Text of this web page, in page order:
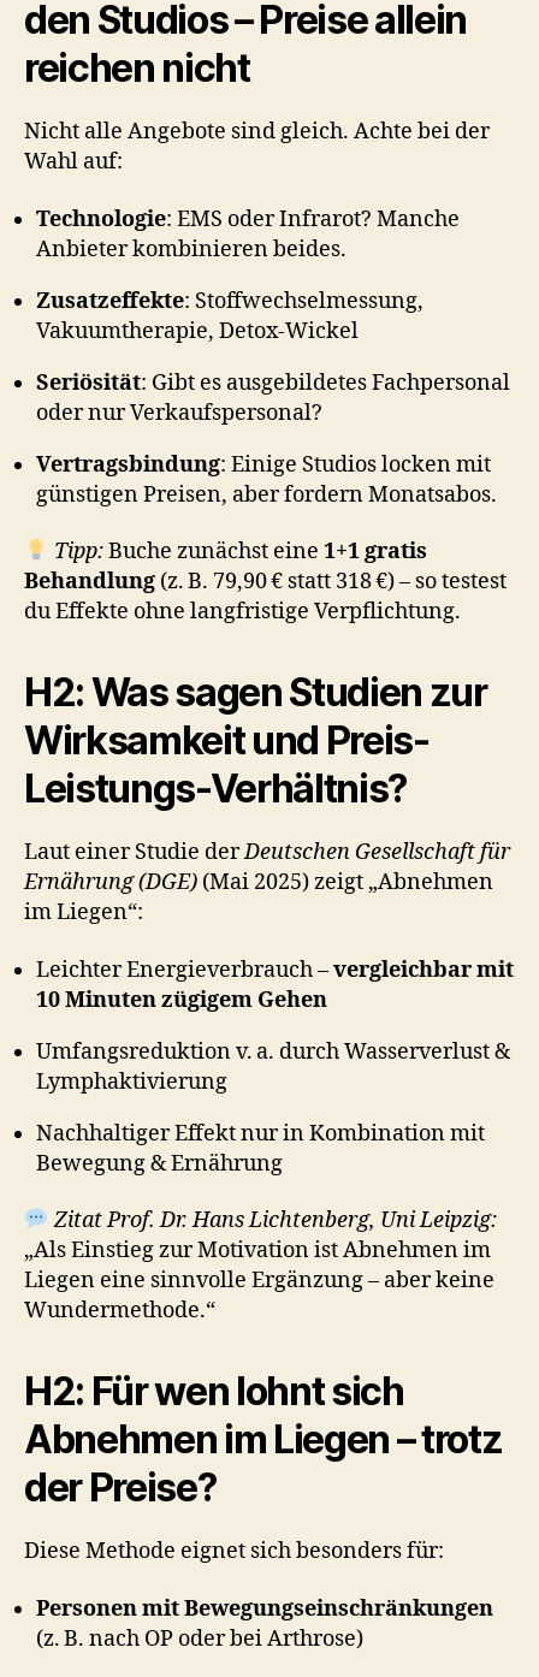
den Studios – Preise allein
reichen nicht
Nicht alle Angebote sind gleich. Achte bei der
Wahl auf:
Technologie: EMS oder Infrarot? Manche
Anbieter kombinieren beides.
Zusatzeffekte: Stoffwechselmessung,
Vakuumtherapie, Detox-Wickel
Seriösität: Gibt es ausgebildetes Fachpersonal
oder nur Verkaufspersonal?
Vertragsbindung: Einige Studios locken mit
günstigen Preisen, aber fordern Monatsabos.
Tipp:Buche zunächst eine 1+1 gratis
Behandlung (z. B. 79,90 € statt 318 €) – so testest
du Effekte ohne langfristige Verpflichtung.
H2: Was sagen Studien zur
Wirksamkeit und Preis-
Leistungs-Verhältnis?
Laut einer Studie derDeutschen Gesellschaft für
Ernährung (DGE) (Mai 2025) zeigt „Abnehmen
im Liegen“:
Leichter Energieverbrauch –vergleichbar mit
10 Minuten zügigem Gehen
Umfangsreduktion v. a. durch Wasserverlust &
Lymphaktivierung
Nachhaltiger Effekt nur in Kombination mit
Bewegung & Ernährung
Zitat Prof. Dr. Hans Lichtenberg, Uni Leipzig:
„Als Einstieg zur Motivation ist Abnehmen im
Liegen eine sinnvolle Ergänzung – aber keine
Wundermethode.“
H2: Für wen lohnt sich
Abnehmen im Liegen – trotz
der Preise?
Diese Methode eignet sich besonders für:
Personen mit Bewegungseinschränkungen
(z. B. nach OP oder bei Arthrose)